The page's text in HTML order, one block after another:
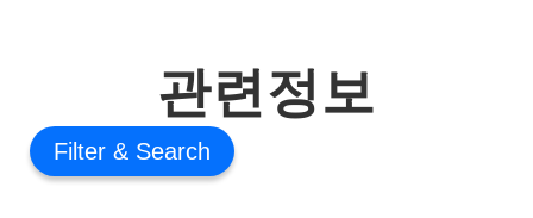
관련정보
Filter